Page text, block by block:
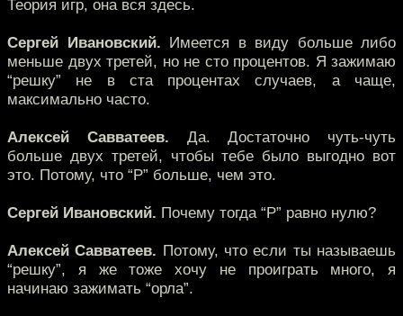
Теория игр, она вся здесь.
Сергей Ивановский. Имеется в виду больше либо
меньше двух третей, но не сто процентов. Я зажимаю
“решку” не в ста процентах случаев, а чаще,
максимально часто.
Алексей Савватеев. Да. Достаточно чуть-чуть
больше двух третей, чтобы тебе было выгодно вот
это. Потому, что “P” больше, чем это.
Сергей Ивановский. Почему тогда “P” равно нулю?
Алексей Савватеев. Потому, что если ты называешь
“решку”, я же тоже хочу не проиграть много, я
начинаю зажимать “орла”.